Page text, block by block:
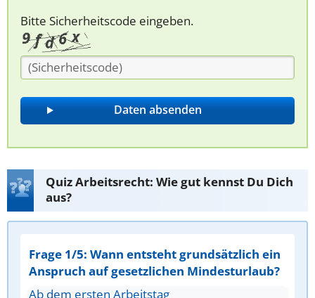
Bitte Sicherheitscode eingeben.
Quiz Arbeitsrecht: Wie gut kennst Du Dich
aus?
Frage 1/5: Wann entsteht grundsätzlich ein
Anspruch auf gesetzlichen Mindesturlaub?
Ab dem ersten Arbeitstag